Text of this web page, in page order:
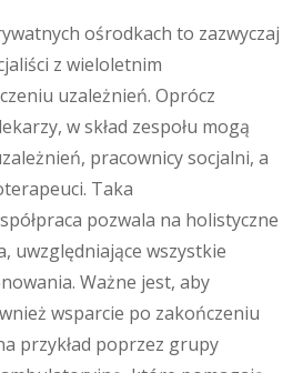
ośrodkach to zazwyczaj
z wieloletnim
uzależnień. Oprócz
w skład zespołu mogą
pracownicy socjalni, a
Taka
pozwala na holistyczne
uwzględniające wszystkie
Ważne jest, aby
wsparcie po zakończeniu
przykład poprzez grupy